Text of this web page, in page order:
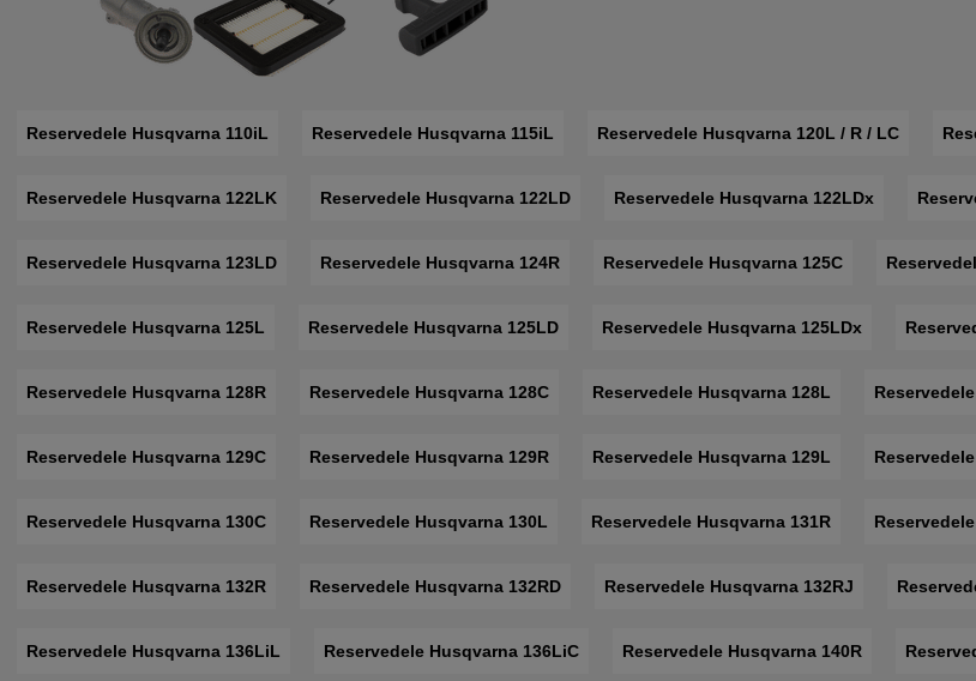
Reservedele Husqvarna 110iL Reservedele Husqvarna 115iL Reservedele Husqvarna 120L / R / LC
Reservedele Husqvarna 122LK Reservedele Husqvarna 122LD Reservedele Husqvarna 122LDx
Reservedele Husqvarna 123LD Reservedele Husqvarna 124R Reservedele Husqvarna 125C
Reservedele Husqvarna 125L Reservedele Husqvarna 125LD Reservedele Husqvarna 125LDx
Reservedele Husqvarna 128R Reservedele Husqvarna 128C Reservedele Husqvarna 128L
Reservedele Husqvarna 129C Reservedele Husqvarna 129R Reservedele Husqvarna 129L
Reservedele Husqvarna 130C Reservedele Husqvarna 130L Reservedele Husqvarna 131R
Reservedele Husqvarna 132R Reservedele Husqvarna 132RD Reservedele Husqvarna 132RJ
Reservedele Husqvarna 136LiL Reservedele Husqvarna 136LiC Reservedele Husqvarna 140R